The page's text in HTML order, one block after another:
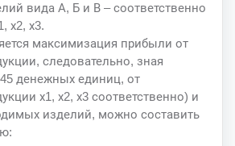
вида А, Б и В – соответственно
х2, х3.
максимизация прибыли от
следовательно, зная
денежных единиц, от
х1, х2, х3 соответственно) и
изделий, можно составить